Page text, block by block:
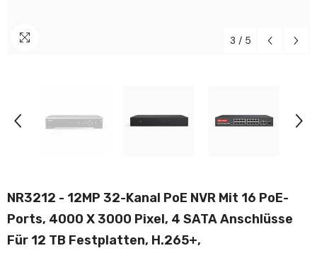
3 / 5
NR3212 - 12MP 32-Kanal PoE NVR Mit 16 PoE-
Ports, 4000 X 3000 Pixel, 4 SATA Anschlüsse
Für 12 TB Festplatten, H.265+,